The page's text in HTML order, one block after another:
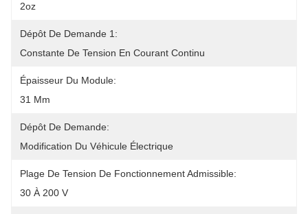
2oz
Dépôt De Demande 1:
Constante De Tension En Courant Continu
Épaisseur Du Module:
31 Mm
Dépôt De Demande:
Modification Du Véhicule Électrique
Plage De Tension De Fonctionnement Admissible:
30 À 200 V